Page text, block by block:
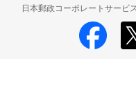
日本郵政コーポレートサービ